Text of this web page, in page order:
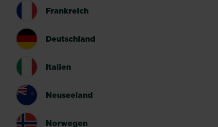
Frankreich
Deutschland
Italien
Neuseeland
Norwegen